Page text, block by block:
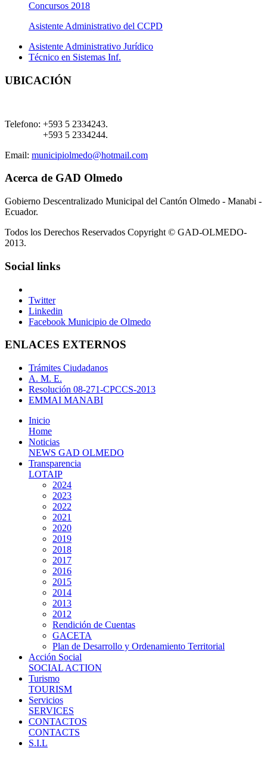
Concursos 2018
Asistente Administrativo del CCPD
Asistente Administrativo Jurídico
Técnico en Sistemas Inf.
UBICACIÓN
Telefono: +593 5 2334243.
+593 5 2334244.
Email: municipiolmedo@hotmail.com
Acerca de GAD Olmedo
Gobierno Descentralizado Municipal del Cantón Olmedo - Manabi -
Ecuador.
Todos los Derechos Reservados Copyright © GAD-OLMEDO-
2013.
Social links
Twitter
Linkedin
Facebook Municipio de Olmedo
ENLACES EXTERNOS
Trámites Ciudadanos
A. M. E.
Resolución 08-271-CPCCS-2013
EMMAI MANABI
Inicio
Home
Noticias
NEWS GAD OLMEDO
Transparencia
LOTAIP
2024
2023
2022
2021
2020
2019
2018
2017
2016
2015
2014
2013
2012
Rendición de Cuentas
GACETA
Plan de Desarrollo y Ordenamiento Territorial
Acción Social
SOCIAL ACTION
Turismo
TOURISM
Servicios
SERVICES
CONTACTOS
CONTACTS
S.I.L